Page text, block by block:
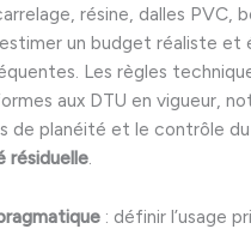
résine, dalles PVC,
un budget réaliste et
Les règles
aux DTU en vigueur,
de planéité et le contrôle du
résiduelle.
: définir l’usage